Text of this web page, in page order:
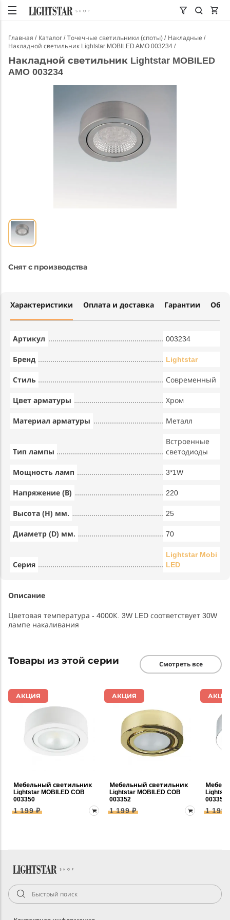
Главная Каталог Точечные светильники (споты)
Накладные
Накладной светильник Lightstar MOBILED AMO 003234
Накладной светильник Lightstar MOBILED
AMO 003234
Снят с производства
Характеристики Оплата и доставка Гарантии
Артикул 003234
Бренд Lightstar
Стиль Современный
Цвет арматуры Хром
Материал арматуры Металл
Тип лампы
Встроенные
светодиоды
Мощность ламп 3*1W
Напряжение (В) 220
Высота (Н) мм. 25
Диаметр (D) мм. 70
Серия
Lightstar Mobi
LED
Описание
Цветовая температура - 4000К. 3W LED соответствует 30W
лампе накаливания
Товары из этой серии Смотреть все
АКЦИЯ
Мебельный светильник
Lightstar MOBILED COB
003350
1 199 ₽
АКЦИЯ
Мебельный светильник
Lightstar MOBILED COB
003352
1 199 ₽
003354
1 199